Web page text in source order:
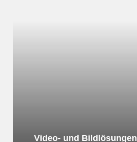
Video- und Bildlösungen